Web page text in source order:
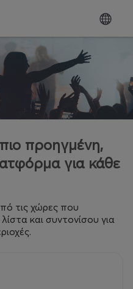
προηγμένη,
για κάθε
τις χώρες που
και συντονίσου για